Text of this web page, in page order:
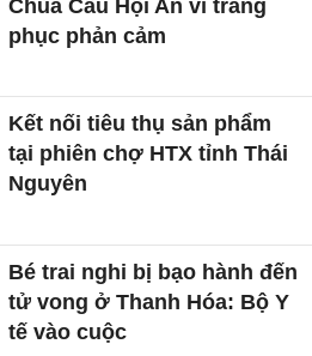
Chùa Cầu Hội An vì trang
phục phản cảm
Kết nối tiêu thụ sản phẩm
tại phiên chợ HTX tỉnh Thái
Nguyên
Bé trai nghi bị bạo hành đến
tử vong ở Thanh Hóa: Bộ Y
tế vào cuộc